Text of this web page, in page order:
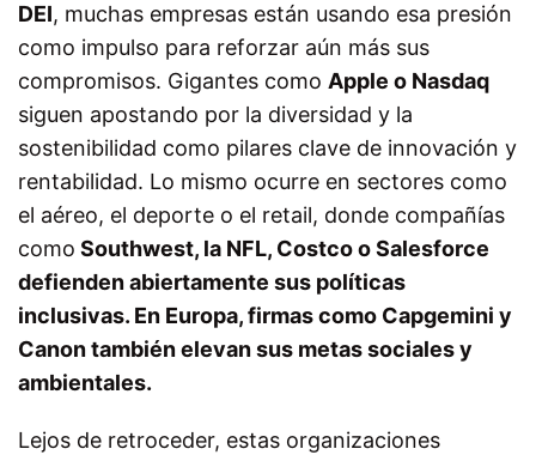
DEI, muchas empresas están usando esa presión
como impulso para reforzar aún más sus
compromisos. Gigantes como Apple o Nasdaq
siguen apostando por la diversidad y la
sostenibilidad como pilares clave de innovación y
rentabilidad. Lo mismo ocurre en sectores como
el aéreo, el deporte o el retail, donde compañías
como Southwest, la NFL, Costco o Salesforce
defienden abiertamente sus políticas
inclusivas. En Europa, firmas como Capgemini y
Canon también elevan sus metas sociales y
ambientales.
Lejos de retroceder, estas organizaciones